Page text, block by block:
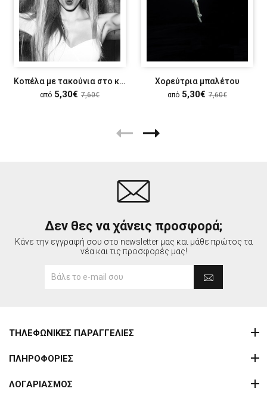
Κοπέλα με τακούνια στο κεφάλι της
από 5,30€ 7,60€
Χορεύτρια μπαλέτου
από 5,30€ 7,60€
Δεν θες να χάνεις προσφορά;
Κάνε την εγγραφή σου στο newsletter μας και μάθε πρώτος τα
νέα και τις προσφορές μας!
ΤΗΛΕΦΩΝΙΚΕΣ ΠΑΡΑΓΓΕΛΙΕΣ
ΠΛΗΡΟΦΟΡΙΕΣ
ΛΟΓΑΡΙΑΣΜΟΣ